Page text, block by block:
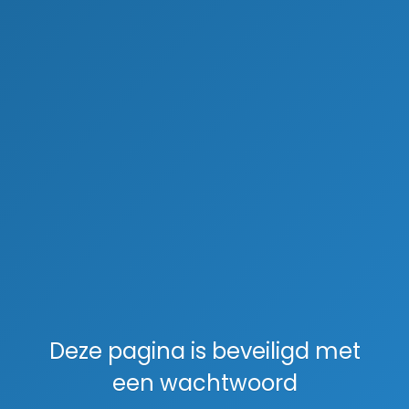
Deze pagina is beveiligd met
een wachtwoord